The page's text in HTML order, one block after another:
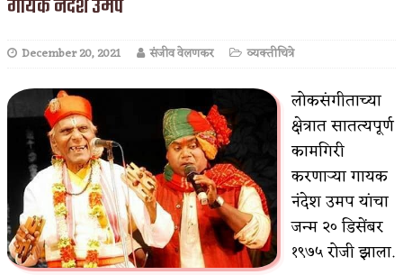
अशी एक कविता लिहू इच्छिते
पाटलाची विहीर
शपथ
पुस्तके बदलायची आहेत तुम्हाला!
किती घोषणांचा पाऊस होता
कसं हुईन तं हू माय…
काळजाचे प्रेत
गायक नंदेश उमप
December 20, 2021 संजीव वेलणकर व्यक्तीचित्रे
लोकसंगीताच्या
क्षेत्रात सातत्यपूर्ण
कामगिरी
करणाऱ्या गायक
नंदेश उमप यांचा
जन्म २० डिसेंबर
१९७५ रोजी झाला.